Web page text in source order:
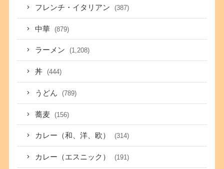
フレンチ・イタリアン (387)
中華 (879)
ラーメン (1,208)
丼 (444)
うどん (789)
蕎麦 (156)
カレー（和、洋、欧） (314)
カレー（エスニック） (191)